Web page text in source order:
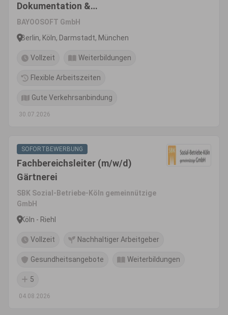
Dokumentation &
Managementsysteme
BAYOOSOFT GmbH
Berlin, Köln, Darmstadt, München
Vollzeit Weiterbildungen
Flexible Arbeitszeiten
Gute Verkehrsanbindung
30.07.2026
SOFORTBEWERBUNG
Fachbereichsleiter (m/w/d)
Gärtnerei
SBK Sozial-Betriebe-Köln gemeinnützige
GmbH
Köln - Riehl
Vollzeit Nachhaltiger Arbeitgeber
Gesundheitsangebote Weiterbildungen
5
04.08.2026